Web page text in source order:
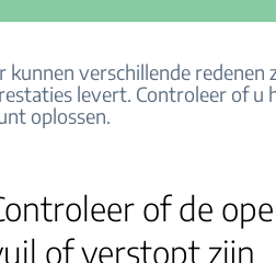
kunnen verschillende
levert. Controleer of u
oplossen.
of de
of verstopt zijn